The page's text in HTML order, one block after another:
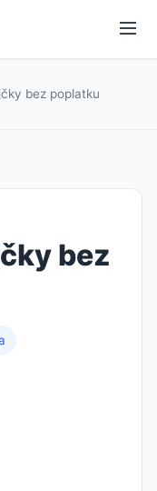
bez poplatku
bez